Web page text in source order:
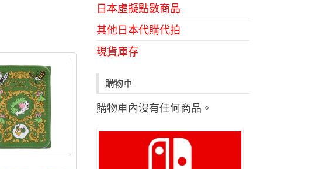
日本虛擬點數商品
其他日本代購代拍
現貨庫存
購物車
購物車內沒有任何商品。